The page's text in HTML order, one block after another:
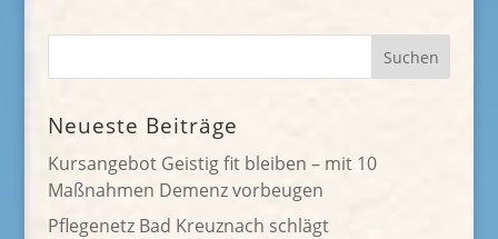
Neueste Beiträge
Kursangebot Geistig fit bleiben – mit 10
Maßnahmen Demenz vorbeugen
Pflegenetz Bad Kreuznach schlägt